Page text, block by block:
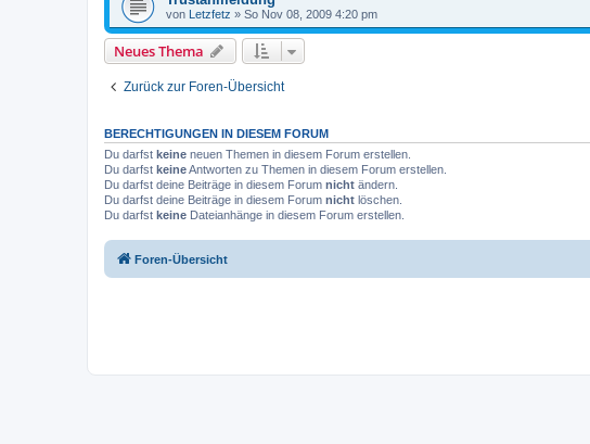
von Letzfetz » So Nov 08, 2009 4:20 pm
Neues Thema
Zurück zur Foren-Übersicht
BERECHTIGUNGEN IN DIESEM FORUM
Du darfst keine neuen Themen in diesem Forum erstellen.
Du darfst keineAntworten zu Themen in diesem Forum erstellen.
Du darfst deine Beiträge in diesem Forum nicht ändern.
Du darfst deine Beiträge in diesem Forum nicht löschen.
Du darfst keine Dateianhänge in diesem Forum erstellen.
Foren-Übersicht